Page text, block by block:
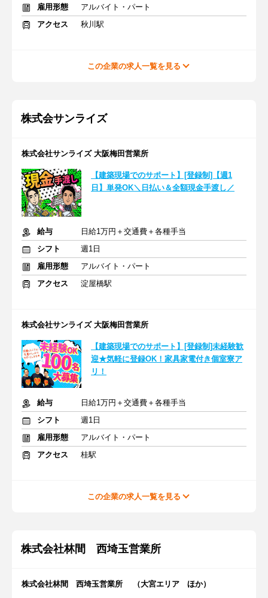
雇用形態
アルバイト・パート
アクセス
秋川駅
この企業の求人一覧を見る
株式会サンライズ
株式会社サンライズ 大阪梅田営業所
【建築現場でのサポート】[登録制]【週1
日】単発OK＼日払い＆全額現金手渡し／
給与
日給1万円＋交通費＋各種手当
シフト
週1日
雇用形態
アルバイト・パート
アクセス
淀屋橋駅
株式会社サンライズ 大阪梅田営業所
【建築現場でのサポート】[登録制]未経験歓
迎★気軽に登録OK！家具家電付き個室寮ア
リ！
給与
日給1万円＋交通費＋各種手当
シフト
週1日
雇用形態
アルバイト・パート
アクセス
桂駅
この企業の求人一覧を見る
株式会社林間 西埼玉営業所
株式会社林間 西埼玉営業所 （大宮エリア ほか）